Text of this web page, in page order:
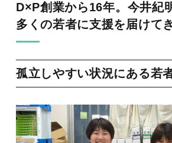
D×P創業から16年。今井紀
多くの若者に支援を届けて
孤立しやすい状況にある若